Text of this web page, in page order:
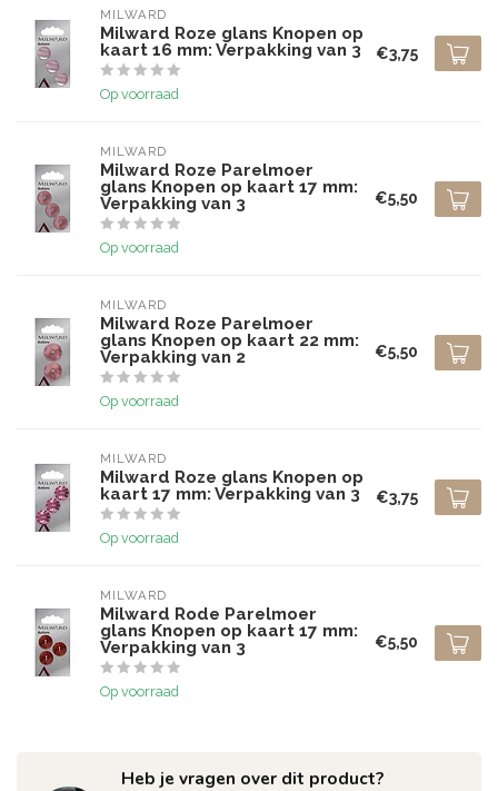
MILWARD
Milward Roze glans Knopen op
kaart 16 mm: Verpakking van 3
Op voorraad
€3,75
MILWARD
Milward Roze Parelmoer
glans Knopen op kaart 17 mm:
Verpakking van 3
Op voorraad
€5,50
MILWARD
Milward Roze Parelmoer
glans Knopen op kaart 22 mm:
Verpakking van 2
Op voorraad
€5,50
MILWARD
Milward Roze glans Knopen op
kaart 17 mm: Verpakking van 3
Op voorraad
€3,75
MILWARD
Milward Rode Parelmoer
glans Knopen op kaart 17 mm:
Verpakking van 3
Op voorraad
€5,50
Heb je vragen over dit product?